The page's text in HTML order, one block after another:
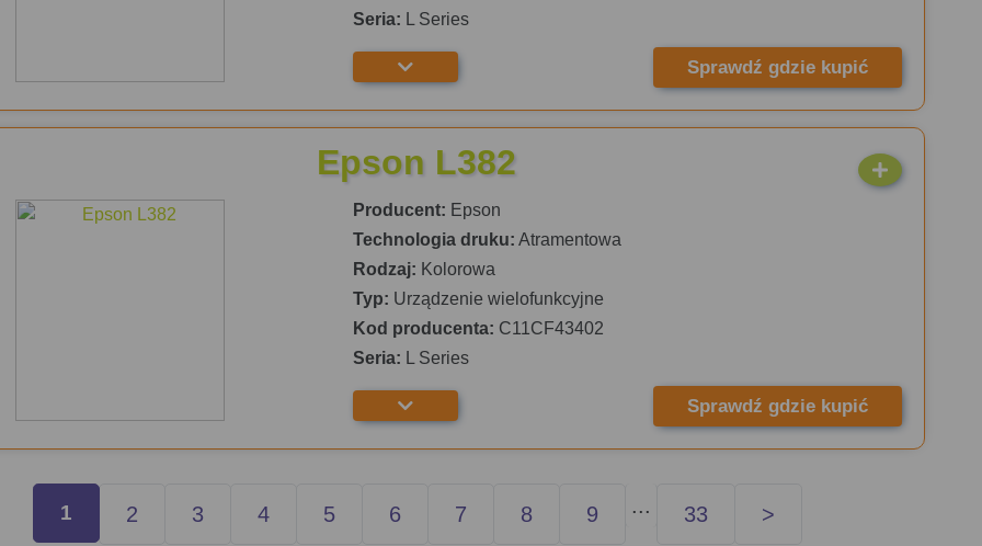
Seria: L Series
Sprawdź gdzie kupić
Epson L382
Producent: Epson
Technologia druku: Atramentowa
Rodzaj: Kolorowa
Typ: Urządzenie wielofunkcyjne
Kod producenta: C11CF43402
Seria: L Series
Sprawdź gdzie kupić
1 2 3 4 5 6 7 8 9 ... 33 >